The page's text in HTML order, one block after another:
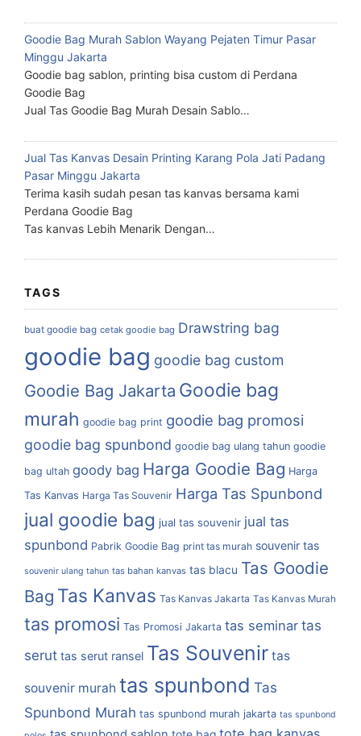
Goodie Bag Murah Sablon Wayang Pejaten Timur Pasar
Minggu Jakarta
Goodie bag sablon, printing bisa custom di Perdana
Goodie Bag
Jual Tas Goodie Bag Murah Desain Sablo…
Jual Tas Kanvas Desain Printing Karang Pola Jati Padang
Pasar Minggu Jakarta
Terima kasih sudah pesan tas kanvas bersama kami
Perdana Goodie Bag
Tas kanvas Lebih Menarik Dengan…
TAGS
buat goodie bag cetak goodie bag Drawstring bag
goodie bag goodie bag custom
Goodie Bag Jakarta Goodie bag
murah goodie bag print goodie bag promosi
goodie bag spunbond goodie bag ulang tahun goodie
bag ultah goody bag Harga Goodie Bag Harga
Tas Kanvas Harga Tas Souvenir Harga Tas Spunbond
jual goodie bag jual tas souvenir jual tas
spunbond Pabrik Goodie Bag print tas murah souvenir tas
souvenir ulang tahun tas bahan kanvas tas blacu Tas Goodie
Bag Tas Kanvas Tas Kanvas Jakarta Tas Kanvas Murah
tas promosi Tas Promosi Jakarta tas seminar tas
serut tas serut ransel Tas Souvenir tas
souvenir murah tas spunbond Tas
Spunbond Murah tas spunbond murah jakarta tas spunbond